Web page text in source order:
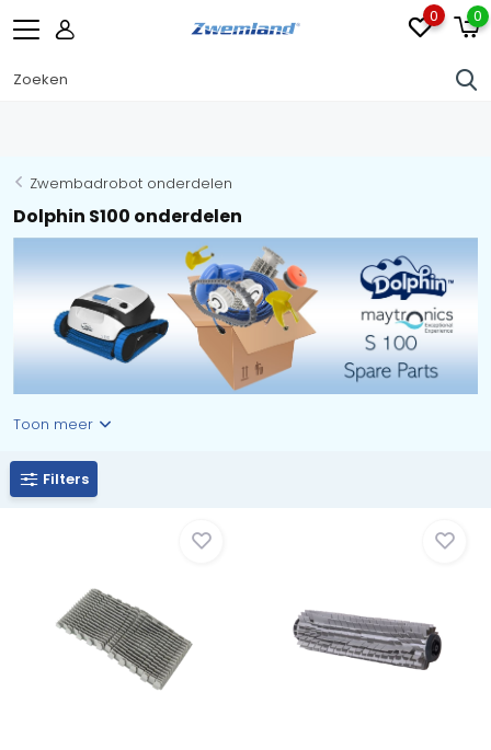
0 0
Zwembadrobot onderdelen
Dolphin S100 onderdelen
Toon meer
Filters